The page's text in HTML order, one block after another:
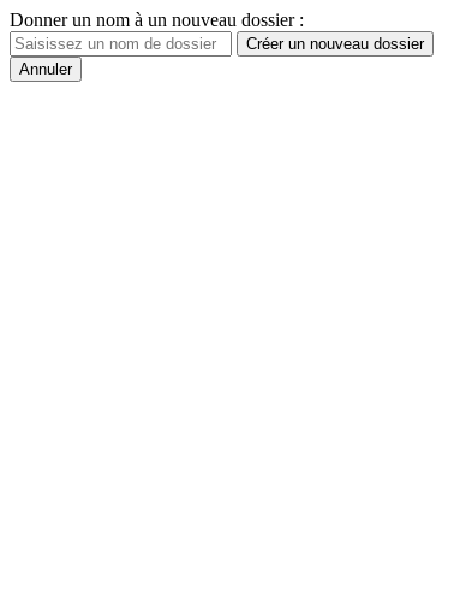
Donner un nom à un nouveau dossier :
Créer un nouveau dossier
Annuler